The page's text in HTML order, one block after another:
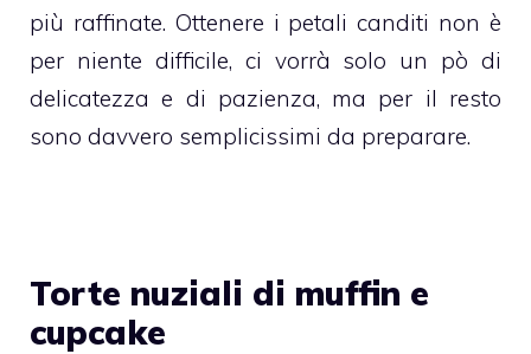
più raffinate. Ottenere i petali canditi non è
per niente difficile, ci vorrà solo un pò di
delicatezza e di pazienza, ma per il resto
sono davvero semplicissimi da preparare.
Torte nuziali di muffin e
cupcake